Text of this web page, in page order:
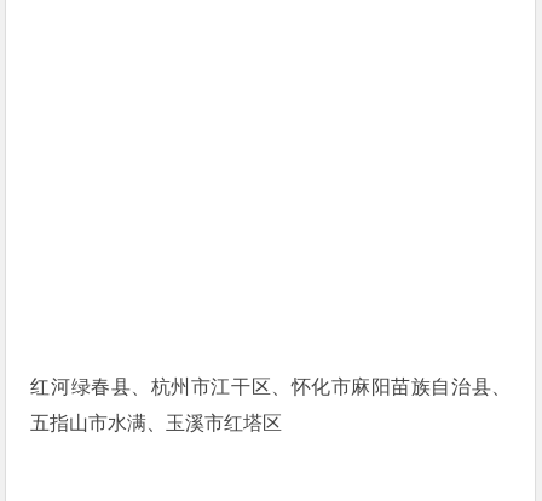
红河绿春县、杭州市江干区、怀化市麻阳苗族自治县、
五指山市水满、玉溪市红塔区